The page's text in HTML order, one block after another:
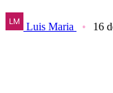
Luis Maria 16